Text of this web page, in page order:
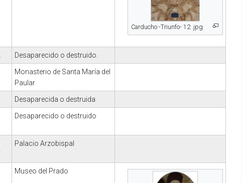
Carducho -Triunfo- 12 .jpg
Desaparecido o destruido.
Monasterio de Santa María del
Paular
Desaparecida o destruida
Desaparecido o destruido
Palacio Arzobispal
Museo del Prado